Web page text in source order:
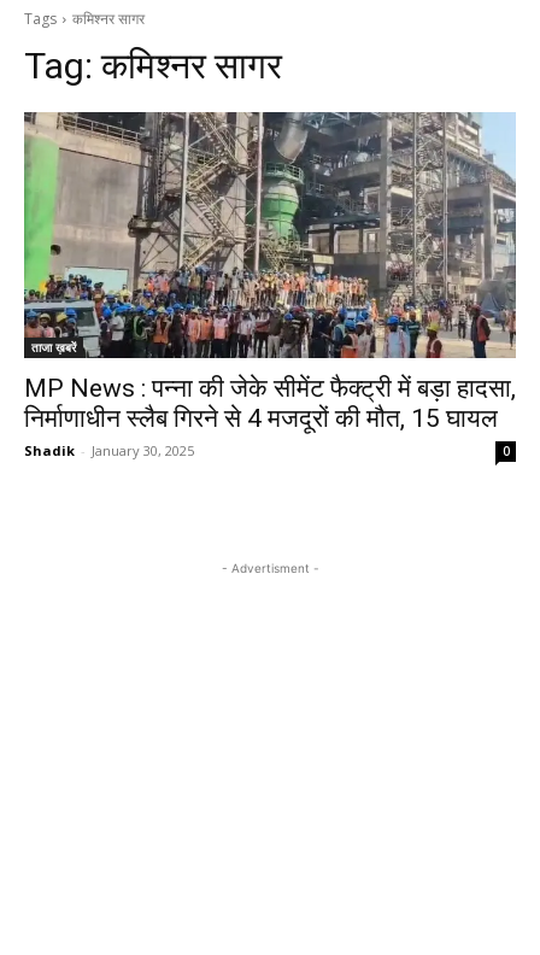
Tags कमिश्नर सागर
Tag:कमिश्नर सागर
ताजा ख़बरें
MP News : पन्ना की जेके सीमेंट फैक्ट्री में बड़ा हादसा,
निर्माणाधीन स्लैब गिरने से 4 मजदूरों की मौत, 15 घायल
Shadik - January 30, 2025 0
- Advertisment -